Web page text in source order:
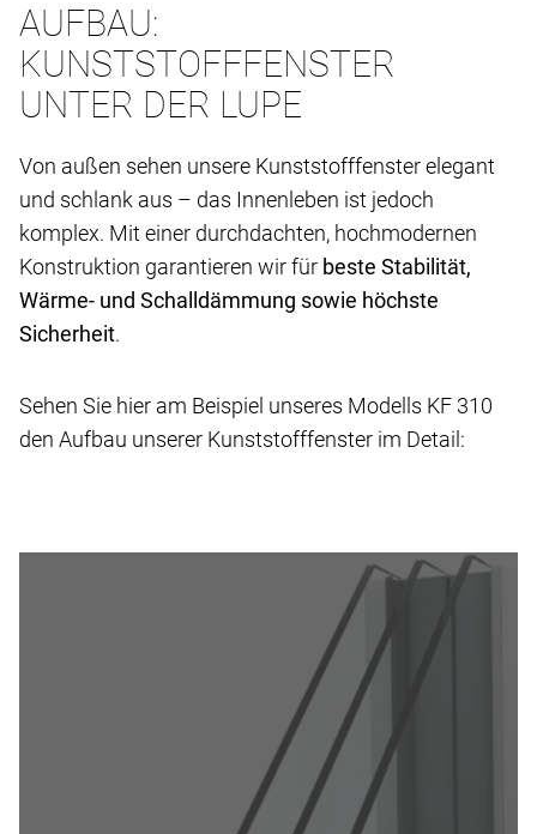
AUFBAU:
KUNSTSTOFFFENSTER
UNTER DER LUPE
Von außen sehen unsere Kunststofffenster elegant
und schlank aus – das Innenleben ist jedoch
komplex. Mit einer durchdachten, hochmodernen
Konstruktion garantieren wir für beste Stabilität,
Wärme- und Schalldämmung sowie höchste
Sicherheit.
Sehen Sie hier am Beispiel unseres Modells KF 310
den Aufbau unserer Kunststofffenster im Detail: